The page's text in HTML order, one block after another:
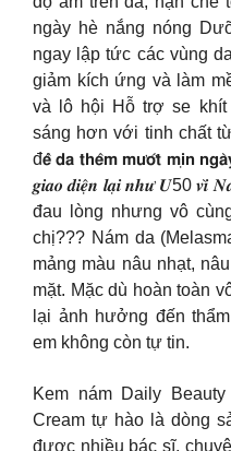
ngày hè nắng nóng
ngay lập tức các vùng
giảm kích ứng và làm
và lô hội Hỗ trợ se khít
sáng hơn với tinh chất
đ𝗲̂̉ 𝗱𝗮 𝘁𝗵𝗲̂𝗺 𝗺𝘂̛𝗼̛́𝘁 𝗺𝗶̣𝗻
𝒈𝒊𝒂𝒐 𝒅𝒊𝒆̣̂𝒏 𝒍𝒂̣𝒊 𝒏𝒉𝒖̛ 𝑼50
đau lòng nhưng vô
chị??? Nám da
mảng màu nâu nhạt,
mặt. Mặc dù hoàn toàn
lại ảnh hưởng đến
em không còn tự tin.
Kem nám Daily
Cream tự hào là dòng
được nhiều bác sĩ,